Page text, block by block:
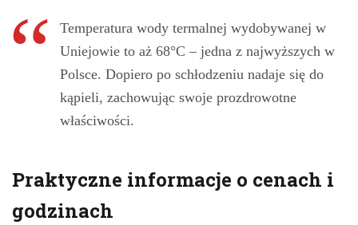
Temperatura wody termalnej wydobywanej w
Uniejowie to aż 68°C – jedna z najwyższych w
Polsce. Dopiero po schłodzeniu nadaje się do
kąpieli, zachowując swoje prozdrowotne
właściwości.
Praktyczne informacje o cenach i
godzinach